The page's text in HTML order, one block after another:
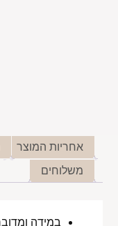
אחריות המוצר
משלוחים